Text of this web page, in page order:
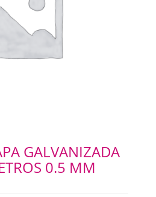
GALVANIZADA
0.5 MM